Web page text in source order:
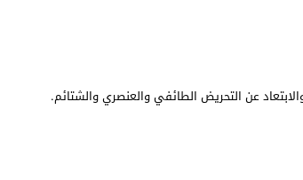
عن التحريض الطائفي والعنصري والشتائم.